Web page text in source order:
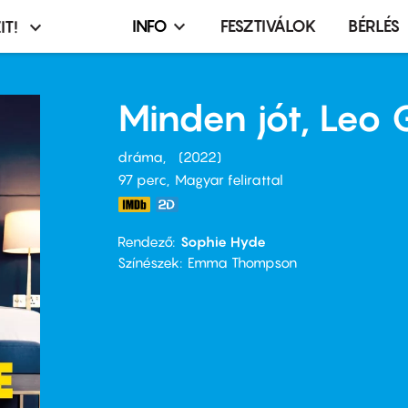
Infó,
terembérlés
menü
INFO FESZTIVÁLOK BÉRLÉS
Minden jót, Leo
dráma
2022
97 perc,
Magyar felirattal
Rendező Sophie Hyde
Színészek
Emma Thompson